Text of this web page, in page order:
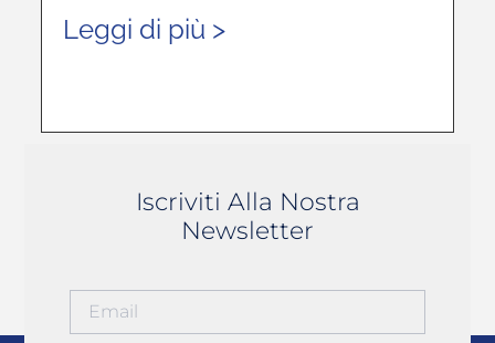
Leggi di più >
Iscriviti Alla Nostra
Newsletter